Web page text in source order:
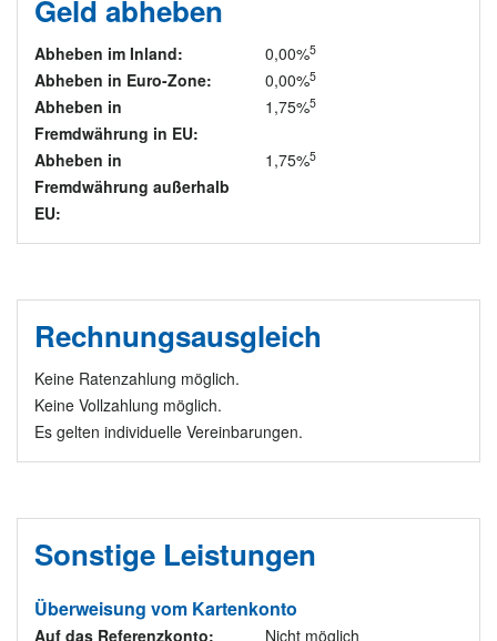
Geld abheben
Abheben im Inland: 0,00%5
Abheben in Euro-Zone: 0,00%5
Abheben in
Fremdwährung in EU:
1,75%5
Abheben in
Fremdwährung außerhalb
EU:
1,75%5
Rechnungsausgleich
Keine Ratenzahlung möglich.
Keine Vollzahlung möglich.
Es gelten individuelle Vereinbarungen.
Sonstige Leistungen
Überweisung vom Kartenkonto
Auf das Referenzkonto: Nicht möglich